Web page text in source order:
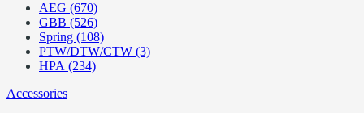
AEG (670)
GBB (526)
Spring (108)
PTW/DTW/CTW (3)
HPA (234)
Accessories